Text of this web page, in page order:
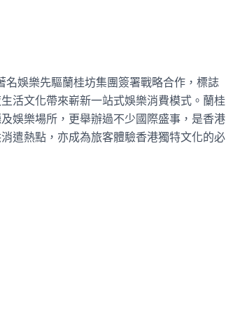
娛樂先驅蘭桂坊集團簽署戰略合作，標誌
活文化帶來嶄新一站式娛樂消費模式。 蘭桂
娛樂場所，更舉辦過不少國際盛事，是香港
遣熱點，亦成為旅客體驗香港獨特文化的必